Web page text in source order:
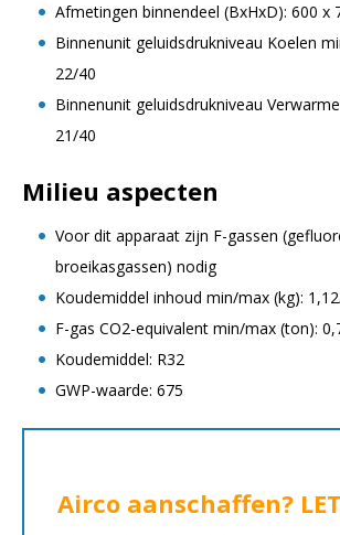
Afmetingen binnendeel (BxHxD): 600 x
Binnenunit geluidsdrukniveau Koelen
22/40
Binnenunit geluidsdrukniveau
21/40
Milieu aspecten
Voor dit apparaat zijn F-gassen
broeikasgassen) nodig
Koudemiddel inhoud min/max (kg):
F-gas CO2-equivalent min/max (ton):
Koudemiddel: R32
GWP-waarde: 675
Airco aanschaffen?